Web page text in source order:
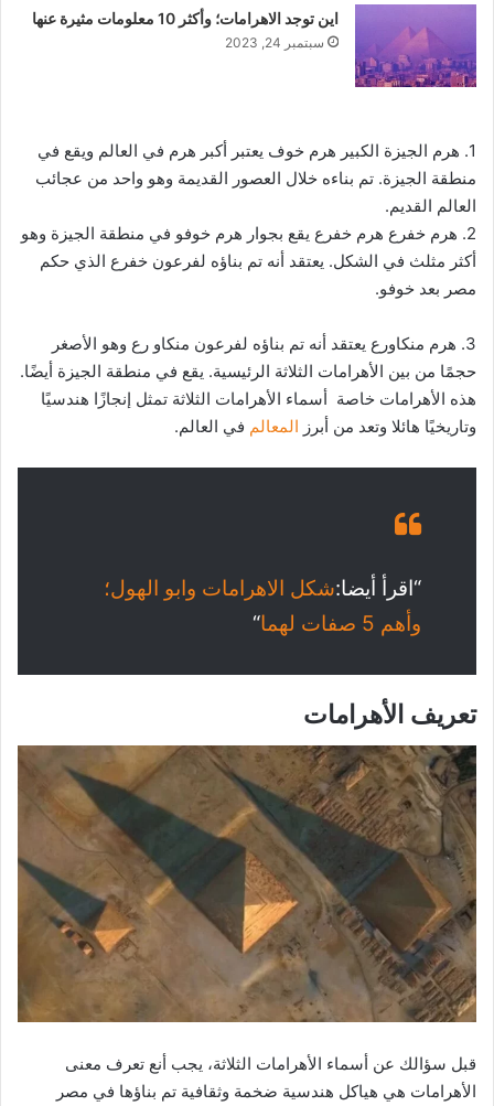
اين توجد الاهرامات؛ وأكثر 10 معلومات مثيرة عنها
سبتمبر 24, 2023
1. هرم الجيزة الكبير هرم خوف يعتبر أكبر هرم في العالم ويقع في
منطقة الجيزة. تم بناءه خلال العصور القديمة وهو واحد من عجائب
العالم القديم.
2. هرم خفرع هرم خفرع يقع بجوار هرم خوفو في منطقة الجيزة وهو
أكثر مثلث في الشكل. يعتقد أنه تم بناؤه لفرعون خفرع الذي حكم
مصر بعد خوفو.
3. هرم منكاورع يعتقد أنه تم بناؤه لفرعون منكاو رع وهو الأصغر
حجمًا من بين الأهرامات الثلاثة الرئيسية. يقع في منطقة الجيزة أيضًا.
هذه الأهرامات خاصة أسماء الأهرامات الثلاثة تمثل إنجازًا هندسيًا
وتاريخيًا هائلا وتعد من أبرز المعالم في العالم.
“اقرأ أيضا:شكل الاهرامات وابو الهول؛
وأهم 5 صفات لهما
“
تعريف الأهرامات
قبل سؤالك عن أسماء الأهرامات الثلاثة، يجب أنع تعرف معنى
الأهرامات هي هياكل هندسية ضخمة وثقافية تم بناؤها في مصر